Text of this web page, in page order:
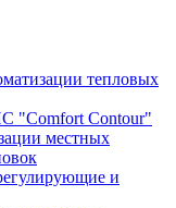
тепловых
"Comfort Contour"
местных
и